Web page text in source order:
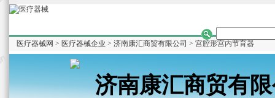
医疗器械网 > 医疗器械企业 > 济南康汇商贸有限公司 > 宫腔形宫内节育器
济南康汇商贸有